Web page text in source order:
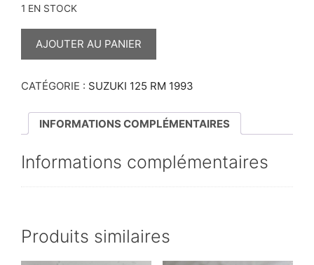
1 EN STOCK
QUANTITÉ
125
AJOUTER AU PANIER
CATÉGORIE : SUZUKI 125 RM 1993
INFORMATIONS COMPLÉMENTAIRES
Informations complémentaires
Produits similaires